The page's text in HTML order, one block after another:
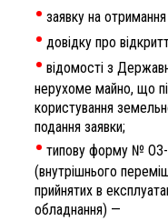
• заявку на
• довідку про
• відомості з
нерухоме майно, що
користування
подання заявки;
• типову форму № ОЗ-
(внутрішнього
прийнятих в
обладнання) —